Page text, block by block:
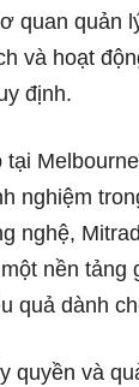
quan quản
và hoạt
định.
nghiệm
nghệ,
nền tảng
quả dành
quyền và